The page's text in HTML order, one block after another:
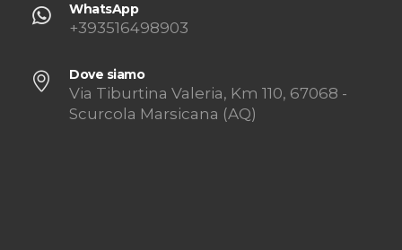
WhatsApp
+393516498903
Dove siamo
Via Tiburtina Valeria, Km 110, 67068 -
Scurcola Marsicana (AQ)